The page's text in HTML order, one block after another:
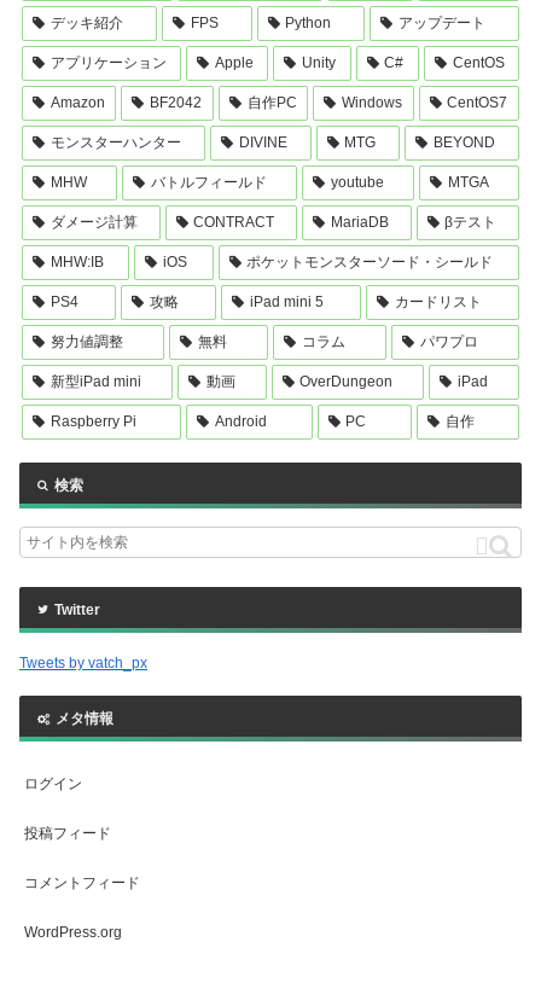
デッキ紹介 FPS Python アップデート
アプリケーション Apple Unity C# CentOS
Amazon BF2042 自作PC Windows CentOS7
モンスターハンター DIVINE MTG BEYOND
MHW バトルフィールド youtube MTGA
ダメージ計算 CONTRACT MariaDB βテスト
MHW:IB iOS ポケットモンスターソード・シールド
PS4 攻略 iPad mini 5 カードリスト
努力値調整 無料 コラム パワプロ
新型iPad mini 動画 OverDungeon iPad
Raspberry Pi Android PC 自作
検索
Twitter
Tweets by vatch_px
メタ情報
ログイン
投稿フィード
コメントフィード
WordPress.org